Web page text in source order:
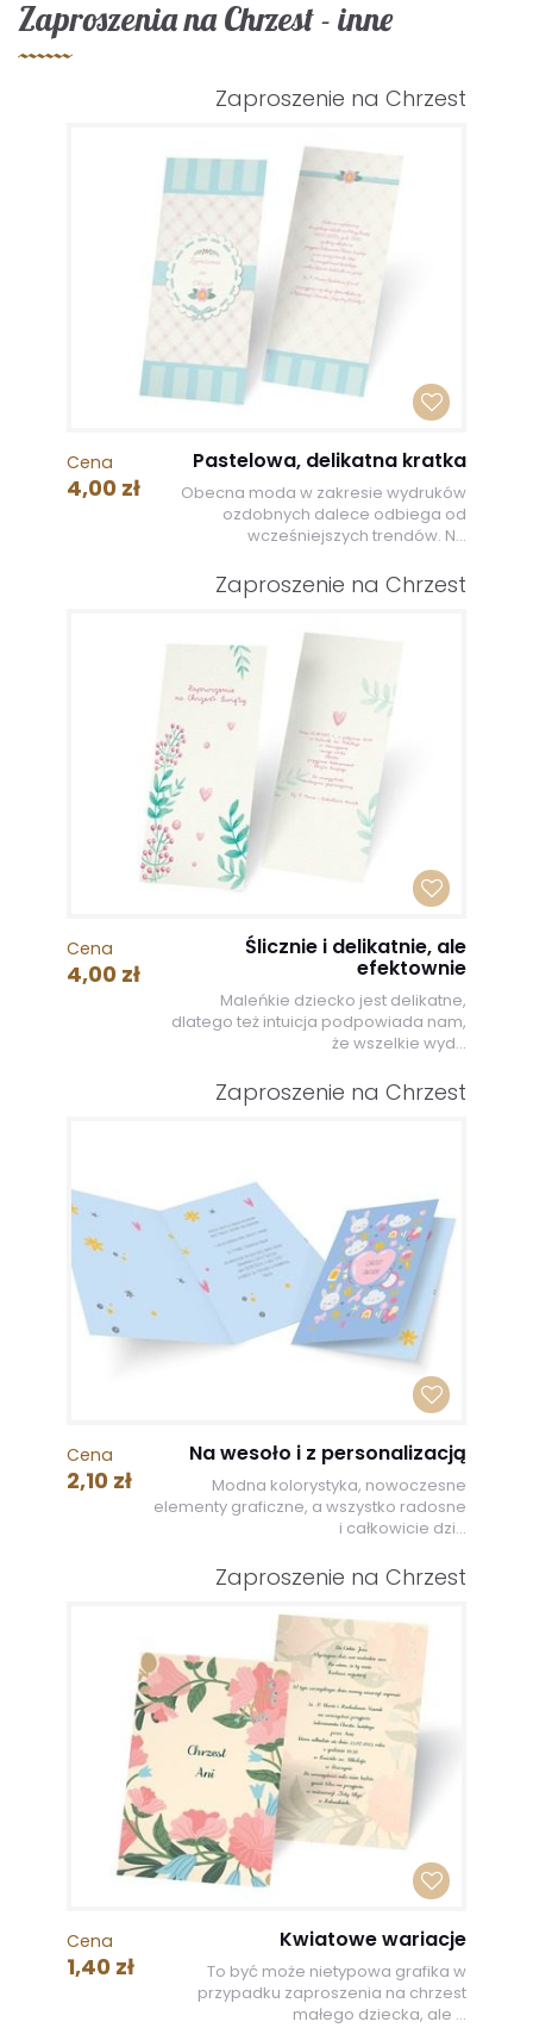
Zaproszenia na Chrzest - inne
Zaproszenie na Chrzest
Cena
4,00 zł
Pastelowa, delikatna kratka
Obecna moda w zakresie wydruków
ozdobnych dalece odbiega od
wcześniejszych trendów. N...
Zaproszenie na Chrzest
Cena
4,00 zł
Ślicznie i delikatnie, ale
efektownie
Maleńkie dziecko jest delikatne,
dlatego też intuicja podpowiada nam,
że wszelkie wyd...
Zaproszenie na Chrzest
Cena
2,10 zł
Na wesoło i z personalizacją
Modna kolorystyka, nowoczesne
elementy graficzne, a wszystko radosne
i całkowicie dzi...
Zaproszenie na Chrzest
Cena
1,40 zł
Kwiatowe wariacje
To być może nietypowa grafika w
przypadku zaproszenia na chrzest
małego dziecka, ale ...